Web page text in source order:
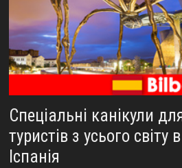
Спеціальні канікули
туристів з усього світу
Іспанія